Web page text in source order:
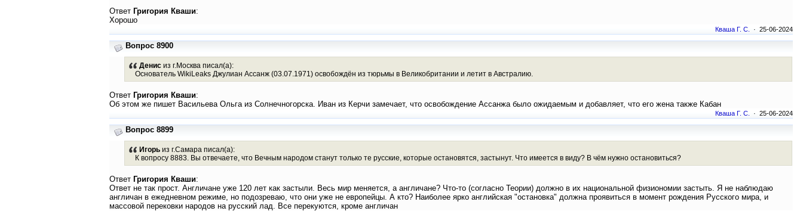
Ответ Григория Кваши:
Хорошо
Кваша Г. С. · 25-06-2024
Вопрос 8900
Денисиз г.Москва писал(а):
Основатель WikiLeaks Джулиан Ассанж (03.07.1971) освобождён из тюрьмы в Великобритании и летит в Австралию.
Ответ Григория Кваши:
Об этом же пишет Васильева Ольга из Солнечногорска. Иван из Керчи замечает, что освобождение Ассанжа было ожидаемым и добавляет, что его жена также Кабан
Кваша Г. С. · 25-06-2024
Вопрос 8899
Игорьиз г.Самара писал(а):
К вопросу 8883. Вы отвечаете, что Вечным народом станут только те русские, которые остановятся, застынут. Что имеется в виду? В чём нужно остановиться?
Ответ Григория Кваши:
Ответ не так прост. Англичане уже 120 лет как застыли. Весь мир меняется, а англичане? Что-то (согласно Теории) должно в их национальной физиономии застыть. Я не наблюдаю
англичан в ежедневном режиме, но подозреваю, что они уже не европейцы. А кто? Наиболее ярко английская "остановка" должна проявиться в момент рождения Русского мира, и
массовой перековки народов на русский лад. Все перекуются, кроме англичан